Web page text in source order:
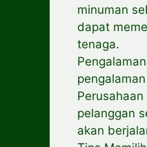
minuman
dapat
tenaga.
pelanggan
akan